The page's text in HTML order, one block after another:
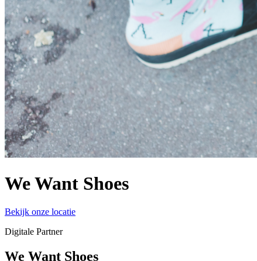
We Want Shoes
Bekijk onze locatie
Digitale Partner
We Want Shoes